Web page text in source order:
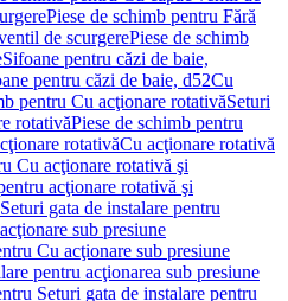
Piese de schimb pentru Fără
de scurgerePiese de schimb
Sifoane pentru căzi de baie,
pentru căzi de baie, d52Cu
pentru Cu acţionare rotativăSeturi
rotativăPiese de schimb pentru
rotativăCu acţionare rotativă
Cu acţionare rotativă şi
acţionare rotativă şi
gata de instalare pentru
sub presiune
Cu acţionare sub presiune
pentru acţionarea sub presiune
Seturi gata de instalare pentru